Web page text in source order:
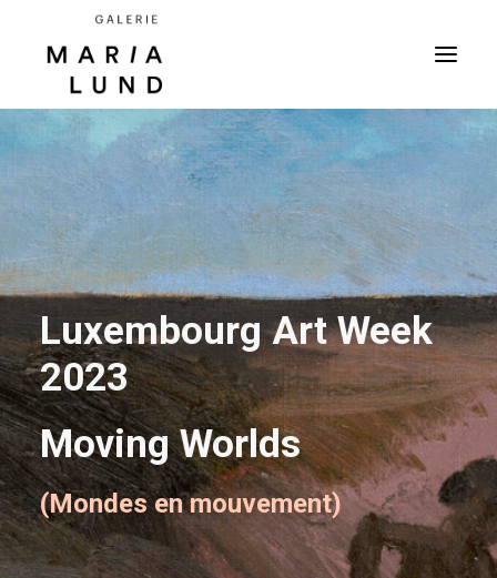
Luxembourg Art Week
2023
Moving Worlds
(Mondes en mouvement)